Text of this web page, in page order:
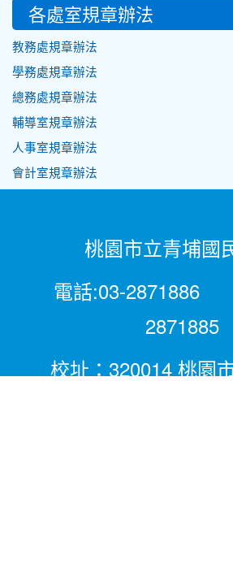
各處室規章辦法
教務處規章辦法
學務處規章辦法
總務處規章辦法
輔導室規章辦法
人事室規章辦法
會計室規章辦法
桃園市立青埔國
電話:03-2871886
2871885
校址：320014 桃園